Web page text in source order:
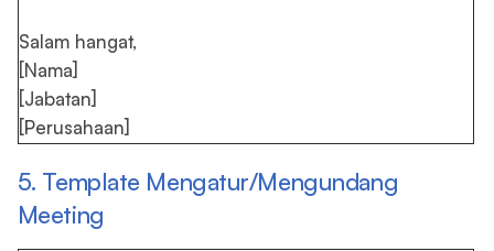
Salam hangat,
[Nama]
[Jabatan]
[Perusahaan]
5. Template Mengatur/Mengundang
Meeting